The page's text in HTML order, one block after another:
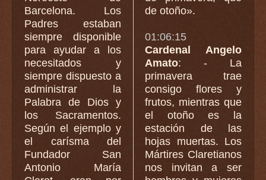
Barcelona. Los
Padres estaban
siempre disponible
para ayudar a los
necesitados y
siempre dispuesto a
administrar la
Palabra de Dios y
los Sacramentos.
Según el ejemplo y
el carísma del
Fundador San
Antonio María
de otoño».
01:06:15
Cardenal Angelo
Amato: - La
primavera trae
consigo flores y
frutos, mientras que
el otoño es la
estación de las
hojas muertas. Los
Mártires Claretianos
nos invitan a ser